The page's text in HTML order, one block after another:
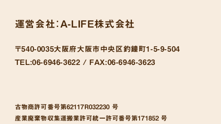
運営会社： A-LIFE株式会社
〒540-0035大阪府大阪市中央区釣鐘町1-5-9-504
TEL:06-6946-3622 / FAX:06-6946-3623
古物商許可番号第62117R032230 号
産業廃棄物収集運搬業許可統一許可番号第171852 号